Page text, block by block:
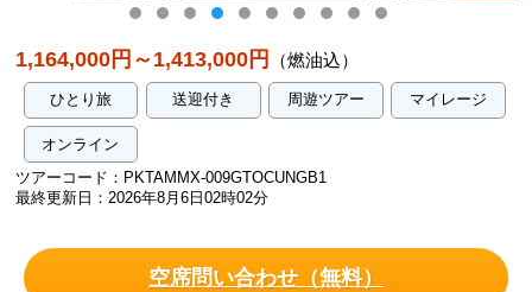
エルメソン・デ・ロスポエタス 外観（イメージ）
1,164,000円～1,413,000円 （燃油込）
ひとり旅 送迎付き 周遊ツアー マイレージ
オンライン
ツアーコード：PKTAMMX-009GTOCUNGB1
最終更新日：2026年8月6日02時02分
空席問い合わせ（無料）